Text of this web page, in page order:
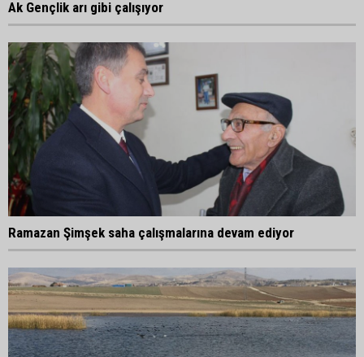
Ak Gençlik arı gibi çalışıyor
Ramazan Şimşek saha çalışmalarına devam ediyor